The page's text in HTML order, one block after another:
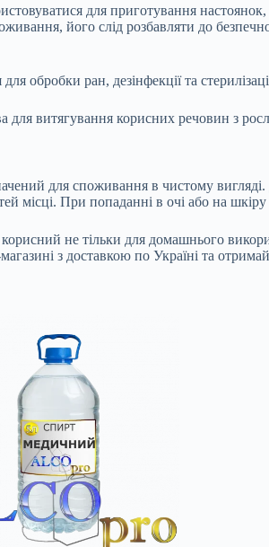
для приготування
його слід розбавляти до
обробки ран, дезінфекції та
для витягування корисних речовин з
для споживання в чистому вигляді.
місці. При попаданні в очі або на
не тільки для домашнього
з доставкою по Україні та